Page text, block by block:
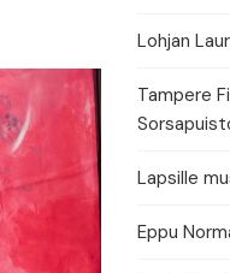
Urheilukalenteri
Moottoriurheilukalenteri
Ravikalenteri
Lohjan
Tampere
Lapsille
Eppu